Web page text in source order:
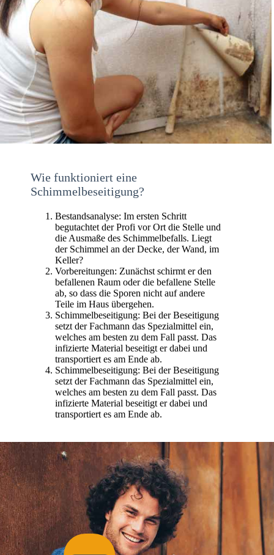
Wie funktioniert eine
Schimmelbeseitigung?
Bestandsanalyse: Im ersten Schritt
begutachtet der Profi vor Ort die Stelle und
die Ausmaße des Schimmelbefalls. Liegt
der Schimmel an der Decke, der Wand, im
Keller?
Vorbereitungen: Zunächst schirmt er den
befallenen Raum oder die befallene Stelle
ab, so dass die Sporen nicht auf andere
Teile im Haus übergehen.
Schimmelbeseitigung: Bei der Beseitigung
setzt der Fachmann das Spezialmittel ein,
welches am besten zu dem Fall passt. Das
infizierte Material beseitigt er dabei und
transportiert es am Ende ab.
Schimmelbeseitigung: Bei der Beseitigung
setzt der Fachmann das Spezialmittel ein,
welches am besten zu dem Fall passt. Das
infizierte Material beseitigt er dabei und
transportiert es am Ende ab.